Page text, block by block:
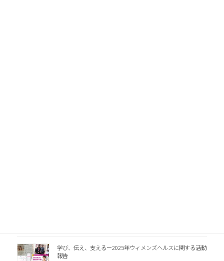
学び、伝え、支えるー2025年ウィメンズヘルスに関する活動
報告